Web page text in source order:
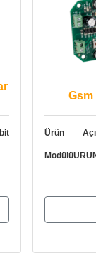
Gsm
Ürün